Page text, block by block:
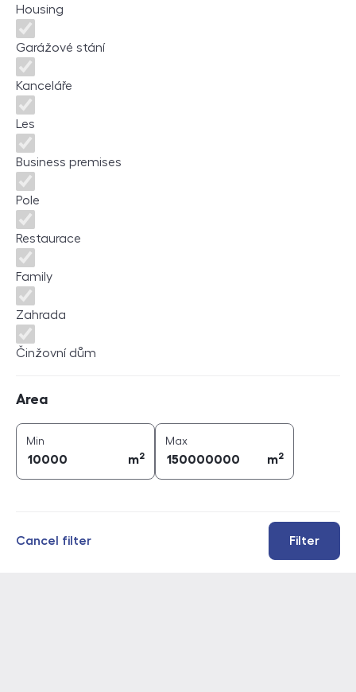
Housing
Garážové stání
Kanceláře
Les
Business premises
Pole
Restaurace
Family
Zahrada
Činžovní dům
Area
Min
m2
Maxarea (
m2
Filter
Cancel filter